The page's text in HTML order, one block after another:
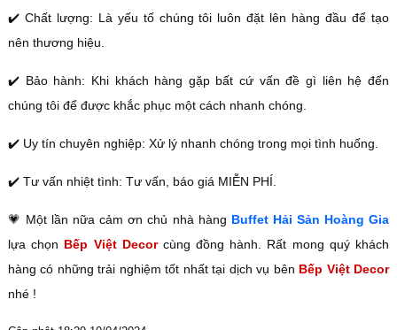
✔️ Chất lượng: Là yếu tố chúng tôi luôn đặt lên hàng đầu để tạo
nên thương hiệu.
✔️ Bảo hành: Khi khách hàng gặp bất cứ vấn đề gì liên hệ đến
chúng tôi để được khắc phục một cách nhanh chóng.
✔️ Uy tín chuyên nghiệp: Xử lý nhanh chóng trong mọi tình huống.
✔️ Tư vấn nhiệt tình: Tư vấn, báo giá MIỄN PHÍ.
💗 Một lần nữa cảm ơn chủ nhà hàng Buffet Hải Sản Hoàng Gia
lựa chọn Bếp Việt Decorcùng đồng hành. Rất mong quý khách
hàng có những trải nghiệm tốt nhất tại dịch vụ bên Bếp Việt Decor
nhé !